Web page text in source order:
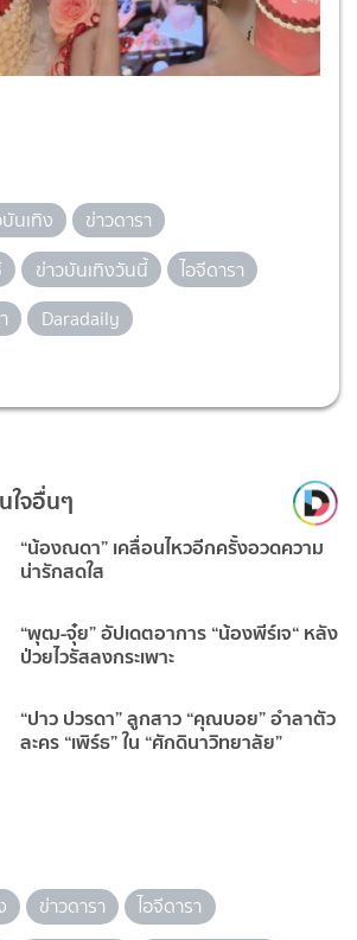
นเทิง
ข่าวดารา
ข่าวบันเทิงวันนี้
ไอจีดารา
Daradaily
ใจอื่นๆ
“น้องณดา” เคลื่อนไหวอีกครั้งอวดความ
น่ารักสดใส
“พุฒ-จุ๋ย” อัปเดตอาการ “น้องพีร์เจ“ หลัง
ป่วยไวรัสลงกระเพาะ
“ปาว ปวรดา” ลูกสาว “คุณบอย” อำลาตัว
ละคร “เพิร์ธ” ใน “ศักดินาวิทยาลัย”
ข่าวดารา
ไอจีดารา